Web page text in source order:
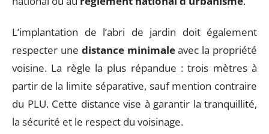
L’implantation de l’abri de jardin doit également
respecter une distance minimaleavec la propriété
voisine. La règle la plus répandue : trois mètres à
partir de la limite séparative, sauf mention contraire
du PLU. Cette distance vise à garantir la tranquillité,
la sécurité et le respect du voisinage.